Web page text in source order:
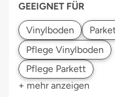
GEEIGNET FÜR
+ mehr anzeigen